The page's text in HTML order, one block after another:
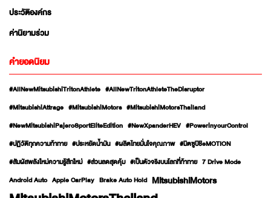
ประวัติองค์กร
ค่านิยามร่วม
คำยอดนิยม
#AllNewMitsubishiTritonAthlete #AllNewTritonAthleteTheDisruptor
#MitsubishiAttrage #MitsubishiMotors #MitsubishiMotorsThailand
#NewMitsubishiPajeroSportEliteEdition #NewXpanderHEV #PowerinyourControl
#ปฏิวัติทุกความท้าทาย #ประหยัดน้ำมัน #ผลิตไทยมั่นใจคุณภาพ #มิตซูบิชิeMOTION
#สัมผัสพลังใหม่ความรู้สึกใหม่ #ส่วนลดสุดคุ้ม #เป็นตัวจริงบนโลกที่ท้าทาย 7 Drive Mode
Android Auto Apple CarPlay Brake Auto Hold MitsubishiMotors